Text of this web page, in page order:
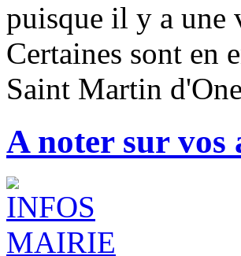
puisque il y a une
Certaines sont en
Saint Martin
A noter sur vos